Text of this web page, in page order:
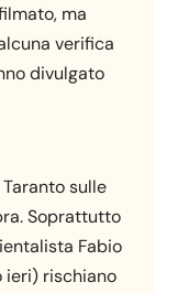
ma
verifica
divulgato
sulle
Soprattutto
Fabio
ieri) rischiano